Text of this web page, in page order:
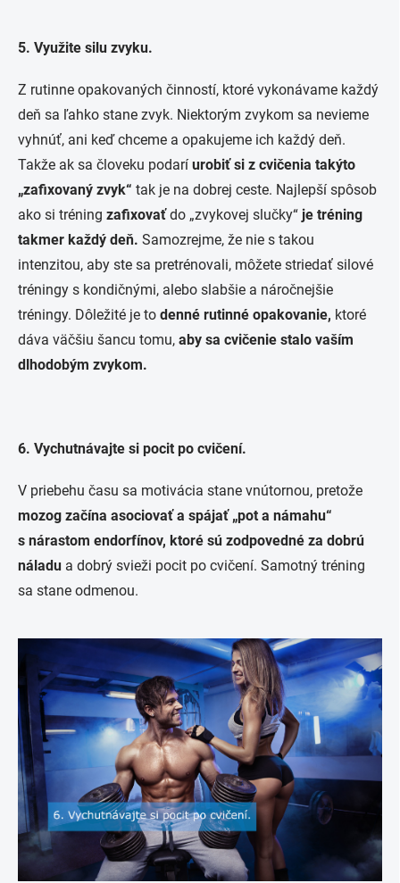
5. Využite silu zvyku.
Z rutinne opakovaných činností, ktoré vykonávame každý
deň sa ľahko stane zvyk. Niektorým zvykom sa nevieme
vyhnúť, ani keď chceme a opakujeme ich každý deň.
Takže ak sa človeku podarí urobiť si z cvičenia takýto
„zafixovaný zvyk“ tak je na dobrej ceste. Najlepší spôsob
ako si tréning zafixovaťdo „zvykovej slučky“ je tréning
takmer každý deň. Samozrejme, že nie s takou
intenzitou, aby ste sa pretrénovali, môžete striedať silové
tréningy s kondičnými, alebo slabšie a náročnejšie
tréningy. Dôležité je to denné rutinné opakovanie, ktoré
dáva väčšiu šancu tomu, aby sa cvičenie stalo vaším
dlhodobým zvykom.
6. Vychutnávajte si pocit po cvičení.
V priebehu času sa motivácia stane vnútornou, pretože
mozog začína asociovať a spájať „pot a námahu“
s nárastom endorfínov, ktoré sú zodpovedné za dobrú
náladu a dobrý svieži pocit po cvičení. Samotný tréning
sa stane odmenou.